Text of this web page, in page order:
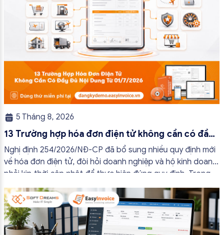
5 Tháng 8, 2026
13 Trường hợp hóa đơn điện tử không cần có đầy
đủ nội dung từ 01/7/2026
Nghị định 254/2026/NĐ-CP đã bổ sung nhiều quy định mới
về hóa đơn điện tử, đòi hỏi doanh nghiệp và hộ kinh doanh
phải kịp thời cập nhật để thực hiện đúng quy định. Trong
bài viết này, hóa đơn điện tử EasyInvoice sẽ chia sẻ 13
trường hợp hóa đơn điện tử không cần […]